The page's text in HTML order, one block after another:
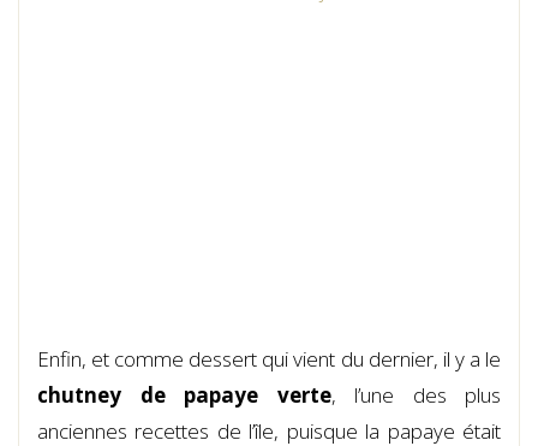
Enfin, et comme dessert qui vient du dernier, il y a le
chutney de papaye verte, l’une des plus
anciennes recettes de l’île, puisque la papaye était